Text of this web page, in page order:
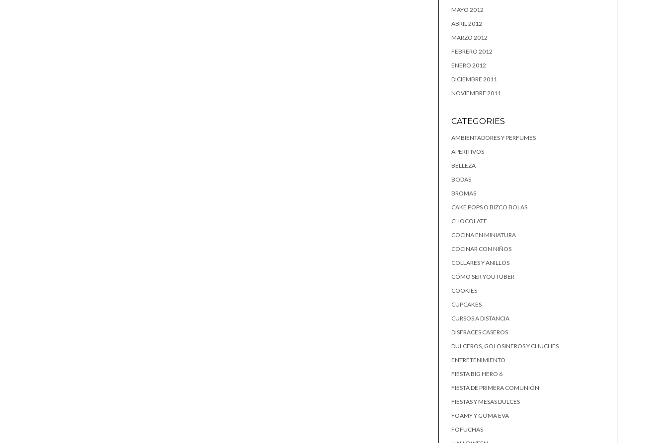
MAYO 2012
ABRIL 2012
MARZO 2012
FEBRERO 2012
ENERO 2012
DICIEMBRE 2011
NOVIEMBRE 2011
CATEGORIES
AMBIENTADORES Y PERFUMES
APERITIVOS
BELLEZA
BODAS
BROMAS
CAKE POPS O BIZCO BOLAS
CHOCOLATE
COCINA EN MINIATURA
COCINAR CON NIÑOS
COLLARES Y ANILLOS
CÓMO SER YOUTUBER
COOKIES
CUPCAKES
CURSOS A DISTANCIA
DISFRACES CASEROS
DULCEROS, GOLOSINEROS Y CHUCHES
ENTRETENIMIENTO
FIESTA BIG HERO 6
FIESTA DE PRIMERA COMUNIÓN
FIESTAS Y MESAS DULCES
FOAMY Y GOMA EVA
FOFUCHAS